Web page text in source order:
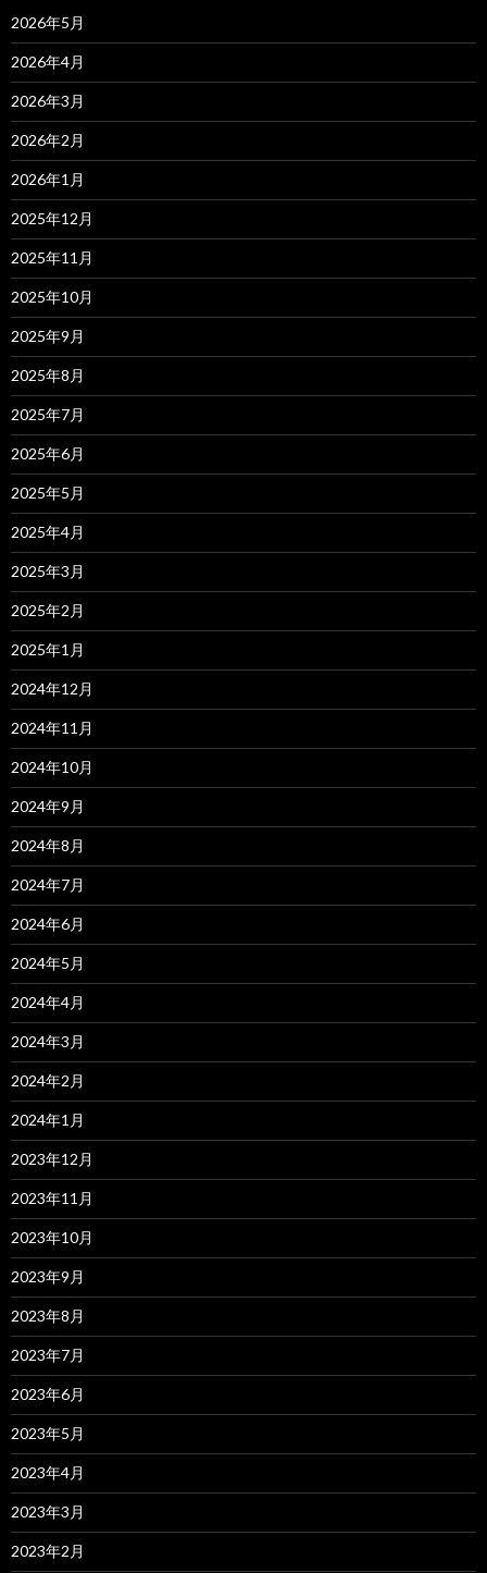
2026年5月
2026年4月
2026年3月
2026年2月
2026年1月
2025年12月
2025年11月
2025年10月
2025年9月
2025年8月
2025年7月
2025年6月
2025年5月
2025年4月
2025年3月
2025年2月
2025年1月
2024年12月
2024年11月
2024年10月
2024年9月
2024年8月
2024年7月
2024年6月
2024年5月
2024年4月
2024年3月
2024年2月
2024年1月
2023年12月
2023年11月
2023年10月
2023年9月
2023年8月
2023年7月
2023年6月
2023年5月
2023年4月
2023年3月
2023年2月